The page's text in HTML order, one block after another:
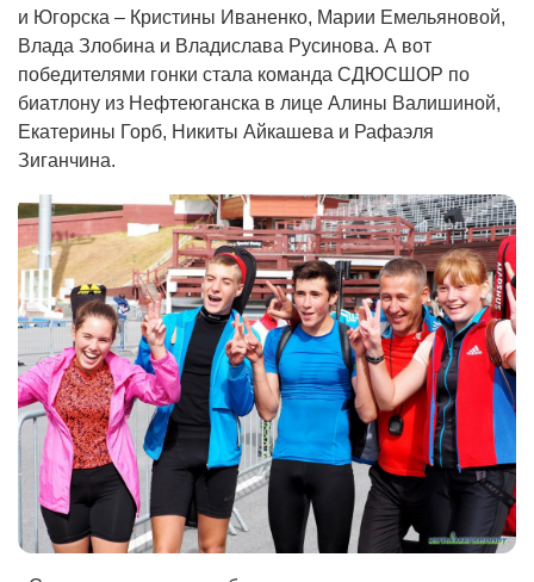
и Югорска – Кристины Иваненко, Марии Емельяновой,
Влада Злобина и Владислава Русинова. А вот
победителями гонки стала команда СДЮСШОР по
биатлону из Нефтеюганска в лице Алины Валишиной,
Екатерины Горб, Никиты Айкашева и Рафаэля
Зиганчина.